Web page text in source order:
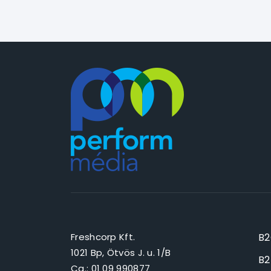
Freshcorp Kft.
1021 Bp, Ötvös J. u. 1/B
Cg.: 01 09 990877